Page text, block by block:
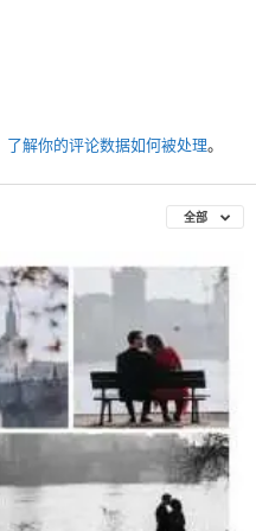
了解你的评论数据如何被处理。
全部